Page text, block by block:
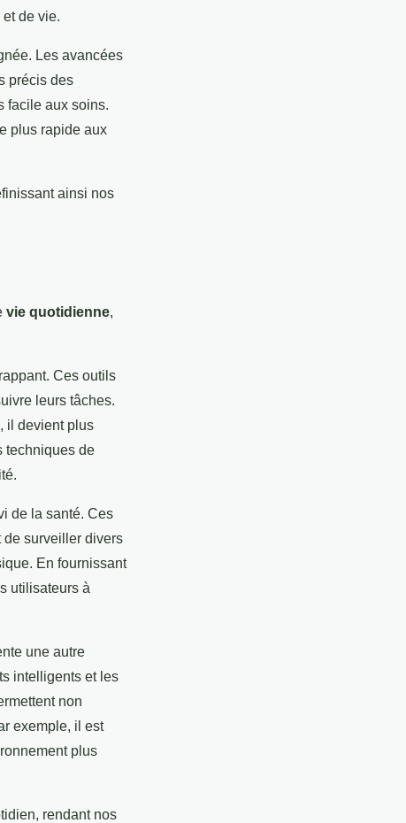
de vie.
Les avancées
précis des
facile aux soins.
plus rapide aux
ainsi nos
vie quotidienne,
Ces outils
leurs tâches.
il devient plus
techniques de
de la santé. Ces
de surveiller divers
En fournissant
utilisateurs à
une autre
intelligents et les
non
exemple, il est
plus
rendant nos